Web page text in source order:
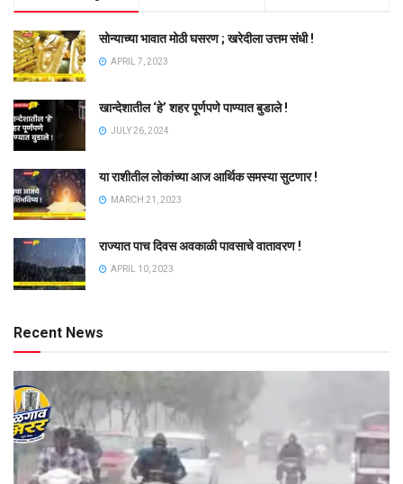
सोन्याच्या भावात मोठी घसरण ; खरेदीला उत्तम संधी !
APRIL 7, 2023
खान्देशातील ‘हे’ शहर पूर्णपणे पाण्यात बुडाले !
JULY 26, 2024
या राशीतील लोकांच्या आज आर्थिक समस्या सुटणार !
MARCH 21, 2023
राज्यात पाच दिवस अवकाळी पावसाचे वातावरण !
APRIL 10, 2023
Recent News